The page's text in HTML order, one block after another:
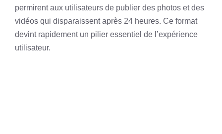
permirent aux utilisateurs de publier des photos et des
vidéos qui disparaissent après 24 heures. Ce format
devint rapidement un pilier essentiel de l’expérience
utilisateur.